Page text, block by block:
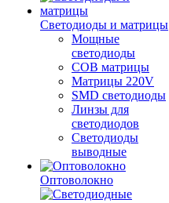
Светодиоды и матрицы
Мощные
светодиоды
COB матрицы
Матрицы 220V
SMD светодиоды
Линзы для
светодиодов
Светодиоды
выводные
Оптоволокно